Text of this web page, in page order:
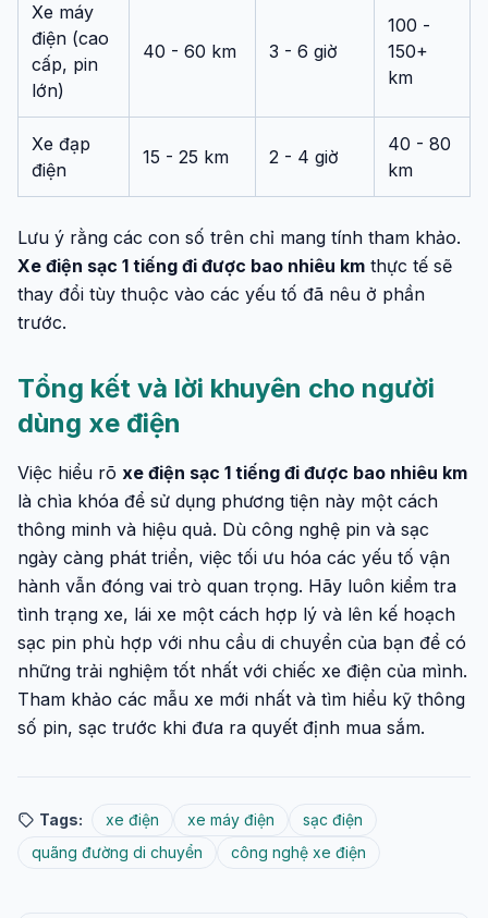
Xe máy
điện (cao
cấp, pin
lớn)
40 - 60 km 3 - 6 giờ
100 -
150+
km
Xe đạp
điện
15 - 25 km 2 - 4 giờ
40 - 80
km
Lưu ý rằng các con số trên chỉ mang tính tham khảo.
Xe điện sạc 1 tiếng đi được bao nhiêu km thực tế sẽ
thay đổi tùy thuộc vào các yếu tố đã nêu ở phần
trước.
Tổng kết và lời khuyên cho người
dùng xe điện
Việc hiểu rõ xe điện sạc 1 tiếng đi được bao nhiêu km
là chìa khóa để sử dụng phương tiện này một cách
thông minh và hiệu quả. Dù công nghệ pin và sạc
ngày càng phát triển, việc tối ưu hóa các yếu tố vận
hành vẫn đóng vai trò quan trọng. Hãy luôn kiểm tra
tình trạng xe, lái xe một cách hợp lý và lên kế hoạch
sạc pin phù hợp với nhu cầu di chuyển của bạn để có
những trải nghiệm tốt nhất với chiếc xe điện của mình.
Tham khảo các mẫu xe mới nhất và tìm hiểu kỹ thông
số pin, sạc trước khi đưa ra quyết định mua sắm.
Tags: xe điện xe máy điện
sạc điện
quãng đường di chuyển
công nghệ xe điện